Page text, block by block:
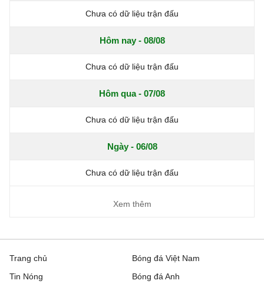
Chưa có dữ liệu trận đấu
Hôm nay - 08/08
Chưa có dữ liệu trận đấu
Hôm qua - 07/08
Chưa có dữ liệu trận đấu
Ngày - 06/08
Chưa có dữ liệu trận đấu
Xem thêm
Trang chủ
Tin Nóng
Bóng đá Việt Nam
Bóng đá Anh